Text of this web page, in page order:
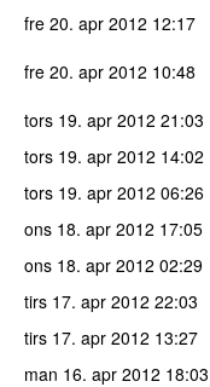
fre 20. apr 2012 12:17
fre 20. apr 2012 10:48
tors 19. apr 2012 21:03
tors 19. apr 2012 14:02
tors 19. apr 2012 06:26
ons 18. apr 2012 17:05
ons 18. apr 2012 02:29
tirs 17. apr 2012 22:03
tirs 17. apr 2012 13:27
man 16. apr 2012 18:03